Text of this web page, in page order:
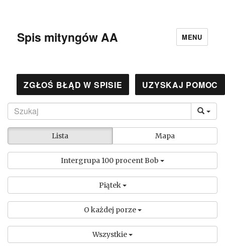
Spis mityngów AA MENU
ZGŁOŚ BŁĄD W SPISIE UZYSKAJ POMOC
Lista Mapa
Intergrupa 100 procent Bob
Piątek
O każdej porze
Wszystkie